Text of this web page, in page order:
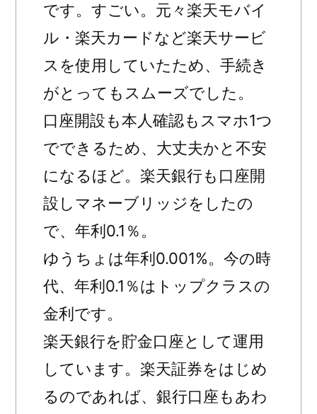
です。すごい。元々楽天モバイ
ル・楽天カードなど楽天サービ
スを使用していたため、手続き
がとってもスムーズでした。
口座開設も本人確認もスマホ1つ
でできるため、大丈夫かと不安
になるほど。楽天銀行も口座開
設しマネーブリッジをしたの
で、年利0.1％。
ゆうちょは年利0.001%。今の時
代、年利0.1％はトップクラスの
金利です。
楽天銀行を貯金口座として運用
しています。楽天証券をはじめ
るのであれば、銀行口座もあわ